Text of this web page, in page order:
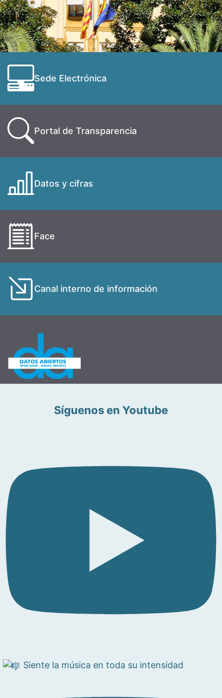
Sede Electrónica
Portal de Transparencia
Datos y cifras
Face
Canal interno de información
Síguenos en Youtube
Siente la música en toda su intensidad